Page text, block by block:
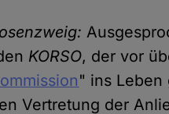
KORSO, der vor
" ins
Vertretung der